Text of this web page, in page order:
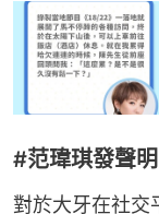
#范瑋琪發聲
對於大牙在社交